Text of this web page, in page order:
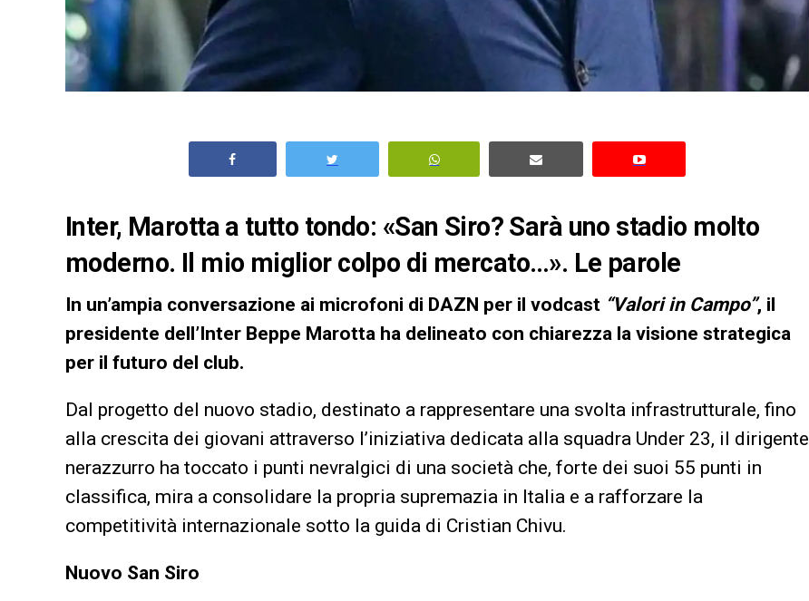
Inter, Marotta a tutto tondo: «San Siro? Sarà uno stadio molto
moderno. Il mio miglior colpo di mercato…». Le parole
In un’ampia conversazione ai microfoni di DAZN per il vodcast “Valori in Campo”, il
presidente dell’Inter Beppe Marotta ha delineato con chiarezza la visione strategica
per il futuro del club.
Dal progetto del nuovo stadio, destinato a rappresentare una svolta infrastrutturale, fino
alla crescita dei giovani attraverso l’iniziativa dedicata alla squadra Under 23, il dirigente
nerazzurro ha toccato i punti nevralgici di una società che, forte dei suoi 55 punti in
classifica, mira a consolidare la propria supremazia in Italia e a rafforzare la
competitività internazionale sotto la guida di Cristian Chivu.
Nuovo San Siro